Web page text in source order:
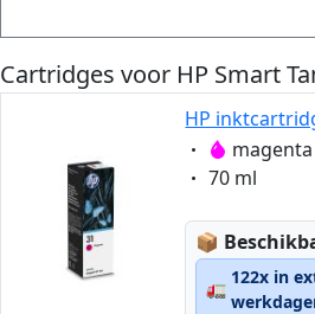
Cartridges voor HP Smart
HP
Eigenschaft:
magenta
Eigenschaft:
70 ml
📦
🚛
122x in